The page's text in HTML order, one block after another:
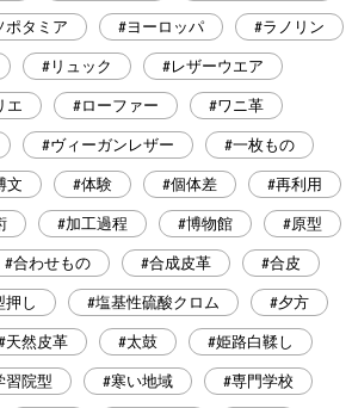
ポタミア #ヨーロッパ #ラノリン
#リュック #レザーウエア
エ #ローファー #ワニ革
#ヴィーガンレザー #一枚もの
文 #体験 #個体差 #再利用
#加工過程 #博物館 #原型
#合わせもの #合成皮革 #合皮
押し #塩基性硫酸クロム #夕方
天然皮革 #太鼓 #姫路白鞣し
習院型 #寒い地域 #専門学校